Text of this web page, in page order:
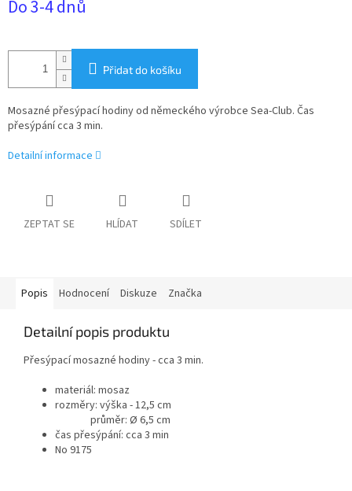
cena:
Do 3-4 dnů
Přidat do košíku
Mosazné přesýpací hodinyod německého výrobce Sea-Club. Čas
přesýpání cca 3 min.
Detailní informace
ZEPTAT SE HLÍDAT SDÍLET
Popis Hodnocení Diskuze Značka
Detailní popis produktu
Přesýpací mosazné hodiny - cca 3 min.
materiál: mosaz
rozměry: výška - 12,5 cm
průměr: Ø 6,5 cm
čas přesýpání: cca 3 min
No 9175